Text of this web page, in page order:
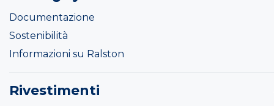
Documentazione
Sostenibilità
Informazioni su Ralston
Rivestimenti